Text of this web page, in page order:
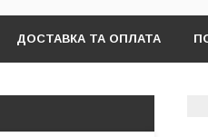
ДОСТАВКА ТА ОПЛАТА